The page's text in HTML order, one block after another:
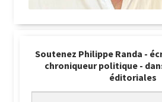
Soutenez Philippe Randa -
chroniqueur politique -
éditoriales